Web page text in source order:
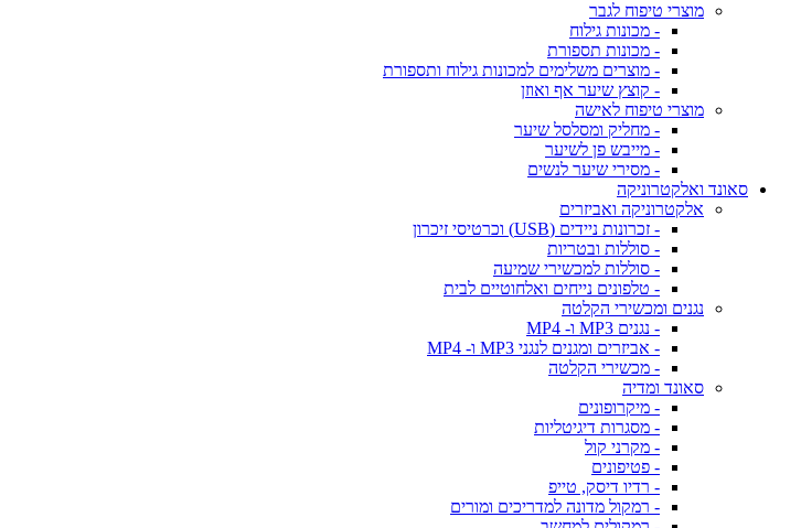
מוצרי טיפוח לגבר
- מכונות גילוח
- מכונות תספורת
- מוצרים משלימים למכונות גילוח ותספורת
- קוצץ שיער אף ואוזן
מוצרי טיפוח לאישה
- מחליק ומסלסל שיער
- מייבש פן לשיער
- מסירי שיער לנשים
סאונד ואלקטרוניקה
אלקטרוניקה ואביזרים
- זכרונות ניידים (USB) וכרטיסי זיכרון
- סוללות ובטריות
- סוללות למכשירי שמיעה
- טלפונים נייחים ואלחוטיים לבית
נגנים ומכשירי הקלטה
- נגנים MP3 ו- MP4
- אביזרים ומגנים לנגני MP3 ו- MP4
- מכשירי הקלטה
סאונד ומדיה
- מיקרופונים
- מסגרות דיגיטליות
- מקרני קול
- פטיפונים
- רדיו דיסק, טייפ
- רמקול מדונה למדריכים ומורים